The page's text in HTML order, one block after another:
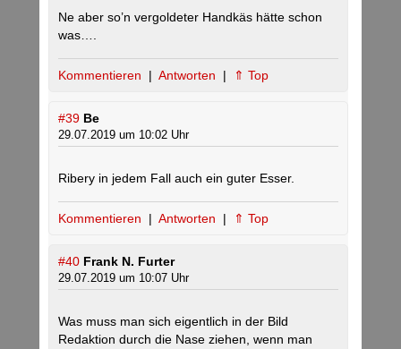
Ne aber so’n vergoldeter Handkäs hätte schon
was….
Kommentieren | Antworten | ⇑ Top
#39 Be
29.07.2019 um 10:02 Uhr
Ribery in jedem Fall auch ein guter Esser.
Kommentieren | Antworten | ⇑ Top
#40 Frank N. Furter
29.07.2019 um 10:07 Uhr
Was muss man sich eigentlich in der Bild
Redaktion durch die Nase ziehen, wenn man